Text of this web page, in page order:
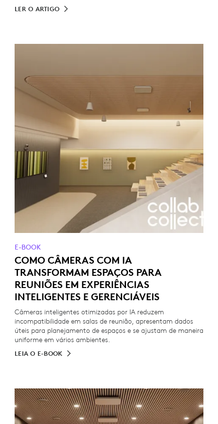
LER O ARTIGO
E-BOOK
COMO CÂMERAS COM IA
TRANSFORMAM ESPAÇOS PARA
REUNIÕES EM EXPERIÊNCIAS
INTELIGENTES E GERENCIÁVEIS
Câmeras inteligentes otimizadas por IA reduzem
incompatibilidade em salas de reunião, apresentam dados
úteis para planejamento de espaços e se ajustam de maneira
uniforme em vários ambientes.
LEIA O E-BOOK